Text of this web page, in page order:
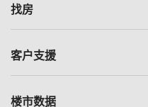
美联集团
人才招募
找房
一手新房
客户支援
自助放盘
楼市数据